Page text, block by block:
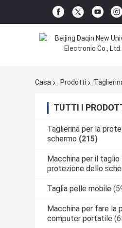
Casa Prodotti
TUTTI I
Taglierina per la
schermo (215)
Macchina per il
protezione dello
Taglia pelle mobile
Macchina per fare la
computer portatile